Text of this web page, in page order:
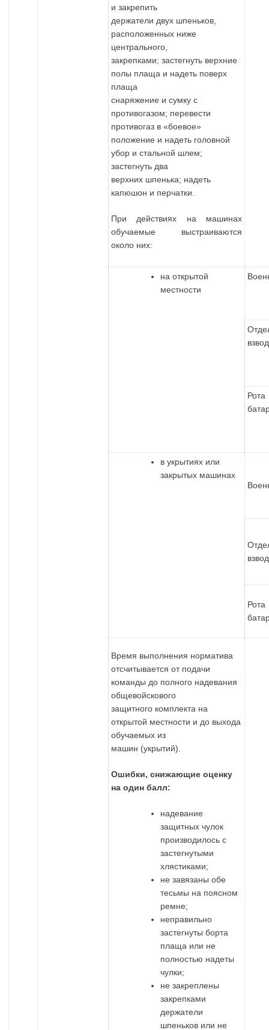
и закрепить
держатели двух шпеньков,
расположенных ниже
центрального,
закрепками; застегнуть верхние
полы плаща и надеть поверх
плаща
снаряжение и сумку с
противогазом; перевести
противогаз в «боевое»
положение и надеть головной
убор и стальной шлем;
застегнуть два
верхних шпенька; надеть
капюшон и перчатки.
При действиях на машинах
обучаемые выстраиваются
около них:
на открытой
местности
взвод
в укрытиях или
закрытых машинах
взвод
Время выполнения норматива
отсчитывается от подачи
команды до полного надевания
общевойскового
защитного комплекта на
открытой местности и до выхода
обучаемых из
машин (укрытий).
Ошибки, снижающие оценку
на один балл:
надевание
защитных чулок
производилось с
застегнутыми
хлястиками;
не завязаны обе
тесьмы на поясном
ремне;
неправильно
застегнуты борта
плаща или не
полностью надеты
чулки;
не закреплены
закрепками
держатели
шпеньков или не